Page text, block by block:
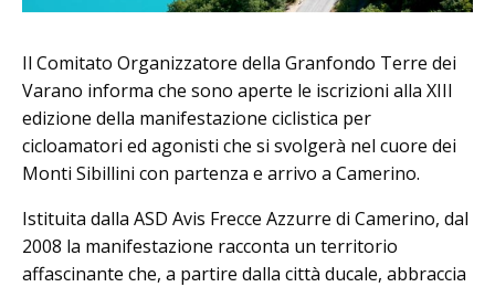
Il Comitato Organizzatore della Granfondo Terre dei
Varano informa che sono aperte le iscrizioni alla XIII
edizione della manifestazione ciclistica per
cicloamatori ed agonisti che si svolgerà nel cuore dei
Monti Sibillini con partenza e arrivo a Camerino.
Istituita dalla ASD Avis Frecce Azzurre di Camerino, dal
2008 la manifestazione racconta un territorio
affascinante che, a partire dalla città ducale, abbraccia